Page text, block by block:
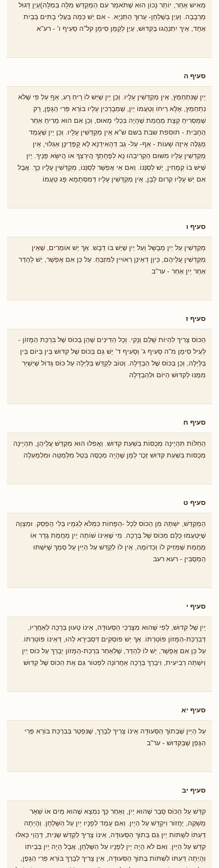
מֵאִישׁ אַחֵר, יוֹתֵר נָכוֹן הוּא שֶׁתֹּאמַר עִם הַמְּקַדֵּשׁ מִלָּה בְּמִלָּה)עַיֵן דָּגוּל
מֵרְבָבָה. וְעַיֵן בְֹּשֻלְחָן- עָרוּךְ הַתַּנְיָא. - אִם יֵשׁ כַּמָה בַּעֲלֵי בָתִּים בְּבַיִת
אֶחָד, אֵיךְ יִתְנַהֲגוּ בַּקִּדּוֹּש, עַיֵן לְקַמָּן סִימָן קל"ה סָעִיף ו' - רע"א
סעיף ה
יַיִן שֶׁנִּתְחַמֵּץ, אֵין מְקַדְּשִׁין עָלָיו. וְכֵן יַיִן שֶׁיֵּשׁ לוֹ רֵיחַ רָע, אַףַ עַלַ פִּי שֶׁלֹּא
נִתְחַמֵּץ, אֶלָּא רֵיחוֹ וְטַעֲמוֹ יַיִן, שֶׁמְבָרְכִין עָלָיו בּוֹרֵא פְּרִי הַגָּפֶן, רַק
שֶׁמַּסְרִיחַ קְצָת מֵחֲמַת שֶׁהָיָה בִּכְלִי מָאוּס, וְכֵן אִם הוּא מֵרִיחַ אַחַר
הֶחָבִית - תוספת שבת בשם ש"א אֵין מְקַדְּשִׁין עָלָיו. וְכֵן יַיִן שֶׁעָמַד
מְגֻלֶּה אֵיזֶה שָׁעוֹת - אַף- עַל- גַב דְּהָאִידְנָא לָא קָפְּדֵינָן אַגִלּוּי, אֵין
מְקַדְּשִׁין עָלָיו מִשּׁוּם הַקְרִיבֵהוּ נָא לְפֶחָתֶךָ הֲיִרְצְךָ אוֹ הֲיִשָּׂא פָּנֶיךָ. יַיִן
שֶׁיֵּשׁ בּוֹ קְמָחִין, יֵשׁ לְסַנְּנוֹ. וְאִם אִי אֶפְשָׁר לְסַנְּנוֹ, מְקַדְּשִׁין עָלָיו כָּךְ. אֲבָל
אִם יֵשׁ עָלָיו קְרוּם לָבָן, אֵין מְקַדְּשִׁין עָלָיו דְּמִסְּתָמָא פָּג טַעֲמוֹ
סעיף ו
מְקַדְּשִׁין עַל יַיִן מְבֻשָּׁל וְעַל יַיִן שֶׁיֵּשׁ בּוֹ דְּבָשׁ. אַךְ יֵשׁ אוֹמְרִים, שֶׁאֵין
מְקַדְּשִׁין עֲלֵיהֶם, כֵּיוָן דְּאֵינָן רְאוּיִין לַמִּזְבֵּחַ. עַל כֵּן אִם אֶפְשָׁר, יֵשׁ לְהַדֵּר
אַחַר יַיִן אַחֵר - ער"ב
סעיף ז
הַכּוֹס צָרִיךְ לִהְיוֹת שָׁלֵם וְנָקִי. וְכָל הַדִּינִים שֶׁהֵן בַּכּוֹס שֶׁל בִּרְכַּת הַמָּזוֹן -
לְעֵיל סִימָן מ"ה סָעִיף ג' וְסָעִיף ד' יֵשׁ גַּם בַּכּוֹס שֶׁל קִדּוּשׁ בֵּין בַּיּוֹם בֵּין
בַּלַּיְלָה, וְכֵן בַּכּוֹס שֶׁל הַבְדָּלָה. וְטוֹב לְקַדֵּשׁ בַּלַּיְלָה עַל כּוֹס גָּדוֹל שֶׁיְשַׁיֵּר
מִמֶּנּוּ לְקִדּוּשׁ הַיּוֹם וּלְהַבְדָּלָה
סעיף ח
הַחַלּוֹת תִּהְיֶינָה מְכֻסּוֹת בִּשְׁעַת קִדּוּשׁ. וַאֲפִלּוּ הוּא מְקַדֵּשׁ עֲלֵיהֶן, תִּהְיֶינָה
מְכֻסּוֹת בִּשְׁעַת קִּדּוּשׁ זֵכֶר לַמָּן שֶׁהָיָה מְכֻסֶּה בְּטַל מִלְּמַטָּה וּמִלְמַעְלָה
סעיף ט
הַמְקַדֵּשׁ, יִשְׁתֶּה מִן הַכּוֹס לְכָל -הַפָּחוֹת כִּמְלֹא לֻגְמָיו בְּלִי הֶפְסֵק. וּמִצְוָה
שֶׁיִּטְעֲמוּ כֻּלָּם מִכּוֹס שֶׁל בְּרָכָה. מִי שֶׁאֵינוֹ שׁוֹתֶה יַיִן מֵחֲמַת גֶּדֶר אוֹ
מֵחֲמַת שֶׁמַּזִּיק לוֹ וְכַדּוֹמֶה, אֵין לוֹ לְקַדֵּשׁ עַל הַיַּיִן עַל סְמַךְ שֶׁיִּשְׁתּוּ
הַמְסֻבִּין - רעא רעב
סעיף י
יַיִן שֶׁל קִדּוּשׁ, לְפִי שֶׁהוּא מִצָּרְכֵי הַסְּעוּדָּה, אֵינוֹ טָעוּן בְּרָכָה לְאַחֲרָיו,
דְּבִרְכַּת-הַמָּזוֹן פּוֹטַרְתּוֹ. אַךְ יֵשׁ פּוֹסְקִים דִּסְבִירָא לְהוּ, דְּאֵינוֹ פּוֹטַרְתּוֹ.
עַל כֵּן אִם אֶפְשָׁר, יֵשׁ לוֹ לְהַדֵּר, שֶׁלְּאַחַר בִּרְכַּת-הַמָּזוֹן יְבָרֵךְ עַל כּוֹס יַיִן
וְיִשְׁתֶּה רְבִיעִית, וִיבָרֵךְ בְּרָכָה אַחֲרוֹנָה לִפְטוֹר גַּם אֶת הַכּוֹס שֶׁל קִדּוּשׁ
סעיף יא
עַל הַיַּיִן שֶׁבְּתוֹךְ הַסְּעוּדָּה אֵינוֹ צָרִיךְ לְבָרֵךְ, שֶׁנִּפְטַר בְּבִרְכַּת בּוֹרֵא פְּרִי
הַגָּפֵן שֶׁבַּקִּדּוּשׁ - ער"ב
סעיף יב
קִדֵּשׁ עַל הַכּוֹס סָבַר שֶׁהוּא יַיִן, וְאַחַר כָּךְ נִמְצָא שֶׁהוּא מַיִם אוֹ שְׁאָר
מַשְׁקֶה, יַחֲזוֹר וִיקַדֵּשׁ עַל הַיָיִן. וְאִם עָמַד לְפָנָיו יַיִן עַל הַשֻּׁלְחָן. וְהָיְתָה
דַּעְתּוֹ לִשְׁתּוֹת יַיִן גַּם בְּתוֹךְ הַסְּעוּדָּה, אֵינוֹ צָרִיךְ לְקַדֵּשׁ שֵׁנִית, דַּהֲוֵי כְּאִלּוּ
קִדֵּשׁ עַל הַיַּיִן. וְאִם לֹא הָיָה יַיִן לְפָנָיו עַל הַשֻּׁלְחָן, אֲבָל הָיָה יַיִן בְּבֵיתוֹ
וְהָיְתָה דַּעְתּוֹ לִשְׁתּוֹת בְּתוֹךְ הַסְּעוּדָּה, אֵין צָרִיךְ לְבָרֵךְ בּוֹרֵא פְּרִי הַגָּפֶן,